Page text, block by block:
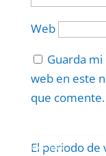
Web
Guarda
web en este
que comente.
El periodo de
Politica–Términos.